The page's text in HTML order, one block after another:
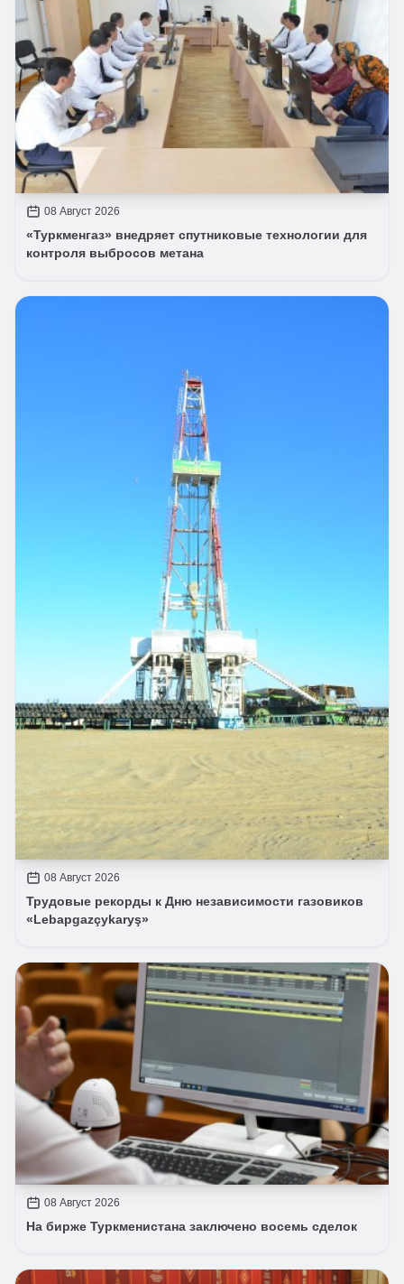
08 Август 2026
«Туркменгаз» внедряет спутниковые технологии для
контроля выбросов метана
08 Август 2026
Трудовые рекорды к Дню независимости газовиков
«Lebapgazçykaryş»
08 Август 2026
На бирже Туркменистана заключено восемь сделок